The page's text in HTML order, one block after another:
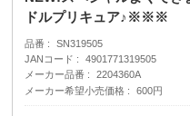
ドルプリキュア♪※※※
品番
SN319505
JANコード
4901771319505
メーカー品番
2204360A
メーカー希望小売価格
600円